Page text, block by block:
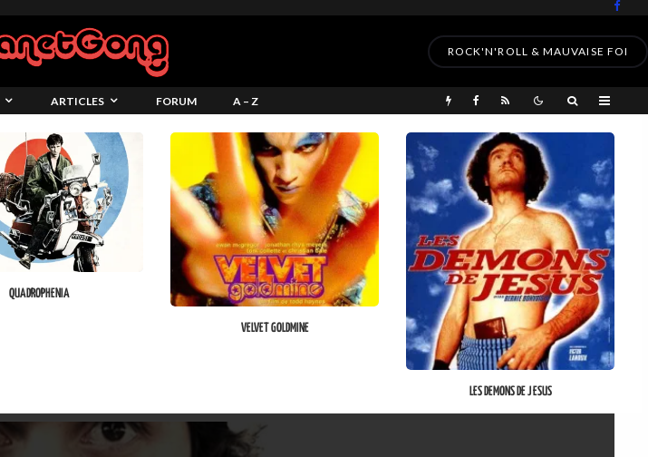
ROCK'N'ROLL & MAUVAISE FOI
ARTICLES FORUM A – Z
QUADROPHENIA
VELVET GOLDMINE
LES DEMONS DE JESUS